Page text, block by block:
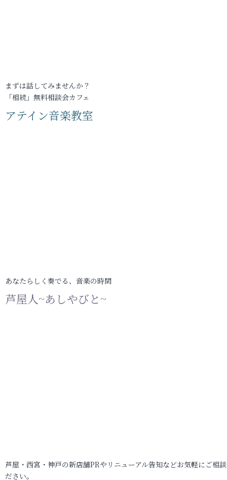
まずは話してみませんか？
「相続」無料相談会カフェ
アテイン音楽教室
あなたらしく奏でる、音楽の時間
芦屋人~あしやびと~
芦屋・西宮・神戸の新店舗PRやリニューアル告知などお気軽にご相
ださい。